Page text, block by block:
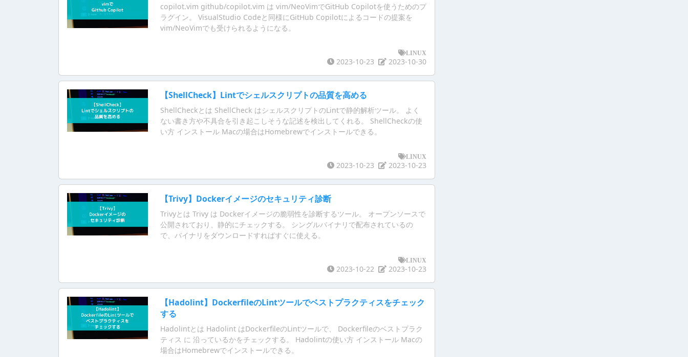
copilot.vim github/copilot.vim は vim/NeoVimでGitHub Copilotを使うためのプ
ラグイン。 VisualStudio Codeと同様にGitHub Copilotによるコードの提案を
vim/NeoVimでも受けられるようになる。
LINUX
2023-10-23 2023-10-30
【ShellCheck】Lintでシェルスクリプトの品質を高める
ShellCheckとは ShellCheck はシェルスクリプトのLintで静的解析ツール。 よく
ない書き方や不具合を引き起こしそうな記述を検出してくれる。 ShellCheckの使
い方 インストール Macの場合はHomebrewでインストールできる。
LINUX
2023-10-23 2023-10-23
【Trivy】Dockerイメージのセキュリティ診断
Trivyとは Trivy は Dockerイメージの脆弱性を診断するツール。 オープンソースで
公開されており、静的にチェックする。 シングルバイナリで配布されているの
で、バイナリをダウンロードすればすぐに使える。
LINUX
2023-10-22 2023-10-23
【Hadolint】DockerfileのLintツールでベストプラクティスをチェック
する
Hadolintとは Hadolint はDockerfileのLintツールで、 Dockerfileのベストプラク
ティス に 沿っているかをチェックする。 Hadolintの使い方 インストール Macの
場合はHomebrewでインストールできる。